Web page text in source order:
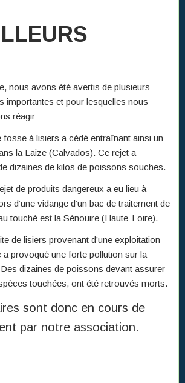
nous avons été avertis de plusieurs
importantes et pour lesquelles nous
réagir :
fosse à lisiers a cédé entraînant ainsi un
la Laize (Calvados). Ce rejet a
dizaines de kilos de poissons souches.
de produits dangereux a eu lieu à
d’une vidange d’un bac de traitement de
touché est la Sénouire (Haute-Loire).
de lisiers provenant d’une exploitation
a provoqué une forte pollution sur la
dizaines de poissons devant assurer
touchées, ont été retrouvés morts.
sont donc en cours de
par notre association.